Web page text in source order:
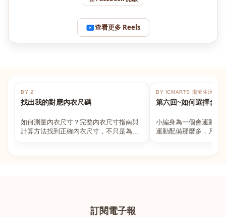
查看更多 Reels
BY 2
找出我的對應內衣尺碼
如何測量內衣尺寸？完整內衣尺寸指南與
計算方法找到正確內衣尺寸，不只是為了
BY ICMARTS 潮流生活百貨
第六回~如何選擇合適
小編身為一個會運動的
運動配備那麼多，凡舉
訂閱電子報